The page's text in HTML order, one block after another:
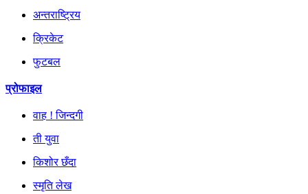
अन्तराष्ट्रिय
क्रिकेट
फुटबल
प्रोफाइल
वाह ! जिन्दगी
ती युवा
किशोर छँदा
स्मृति लेख